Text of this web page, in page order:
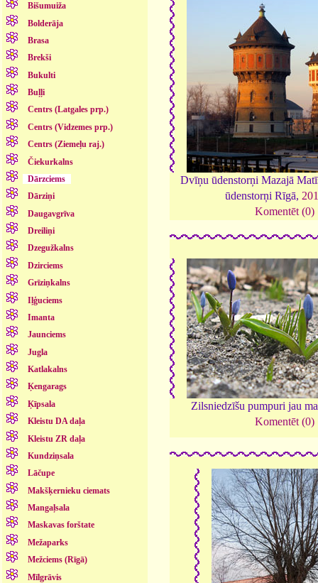
Bišumuiža
Bolderāja
Brasa
Brekši
Bukulti
Buļļi
Centrs (Latgales prp.)
Centrs (Vidzemes prp.)
Centrs (Ziemeļu raj.)
Čiekurkalns
Dārzciems
Dārziņi
Daugavgrīva
Dreiliņi
Dzegužkalns
Dzirciems
Grīziņkalns
Iļģuciems
Imanta
Jaunciems
Jugla
Katlakalns
Ķengarags
Ķīpsala
Kleistu DA daļa
Kleistu ZR daļa
Kundziņsala
Lāčupe
Makšķernieku ciemats
Mangaļsala
Maskavas forštate
Mežaparks
Mežciems (Rīgā)
Mīlgrāvis
Dvīņu ūdenstorņi Mazajā
ūdenstorņi Rīgā,
Komentēt (0)
Zilsniedzīšu pumpuri jau
Komentēt (0)